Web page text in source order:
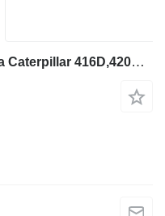
207-1754 bloque de motor para Caterpillar 416D,420D retroexcavadora